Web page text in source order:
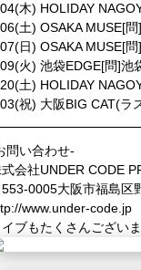
木) HOLIDAY
土) OSAKA MUSE[
日) OSAKA MUSE[
火) 池袋EDGE[問]池
土) HOLIDAY
祝) 大阪BIG CAT(ラ
問い合わせ-
会社UNDER CODE
553-0005大阪市福島区
www.under-code.jp
イブもたくさんござい